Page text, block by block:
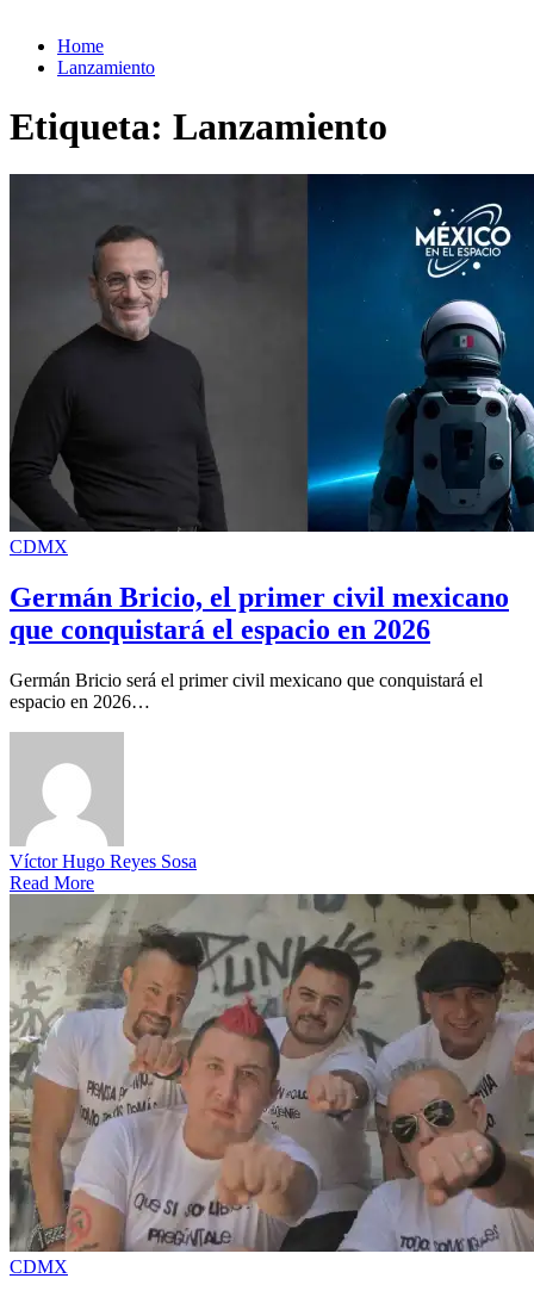
Home
Lanzamiento
Etiqueta: Lanzamiento
CDMX
Germán Bricio, el primer civil mexicano
que conquistará el espacio en 2026
Germán Bricio será el primer civil mexicano que conquistará el
espacio en 2026…
Víctor Hugo Reyes Sosa
Read More
CDMX